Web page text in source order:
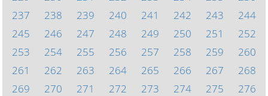
237
238 239 240 241 242 243
244
245
246 247 248 249 250 251
252
253
254 255 256 257 258 259
260
261
262 263 264 265 266 267
268
269
270 271 272 273 274 275
276